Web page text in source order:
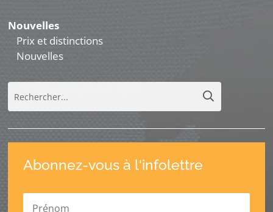
Nouvelles
Prix et distinctions
Nouvelles
Abonnez-vous à l'infolettre